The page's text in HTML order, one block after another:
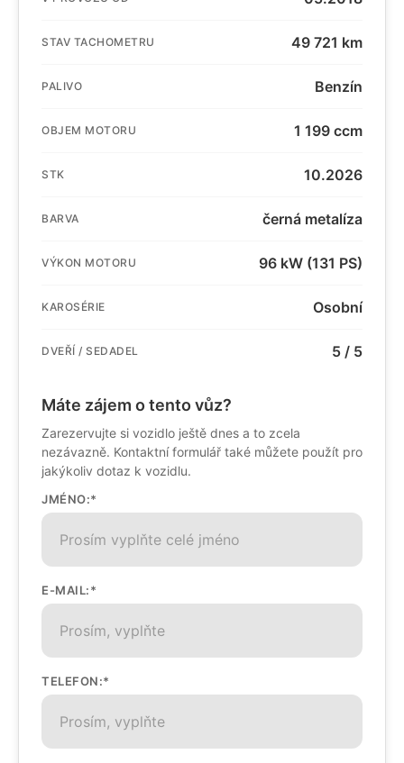
STAV TACHOMETRU 49 721 km
PALIVO Benzín
OBJEM MOTORU 1 199 ccm
STK 10.2026
BARVA černá metalíza
VÝKON MOTORU 96 kW (131 PS)
KAROSÉRIE Osobní
DVEŘÍ / SEDADEL 5 / 5
Máte zájem o tento vůz?
Zarezervujte si vozidlo ještě dnes a to zcela
nezávazně. Kontaktní formulář také můžete použít pro
jakýkoliv dotaz k vozidlu.
JMÉNO:*
E-MAIL:*
TELEFON:*